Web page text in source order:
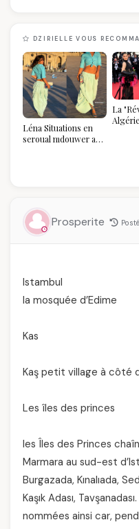
DZIRIELLE VOUS
Léna Situations en
seroual mdouwer au
La
Prosperite
Istambul
la mosquée d’Edime
Kas
Kaş petit village à côté
Les îles des princes
les Îles des Princes
Marmara au sud-est
Burgazada, Kınalıada,
Kaşık Adası, Tavşanadası.
nommées ainsi car,